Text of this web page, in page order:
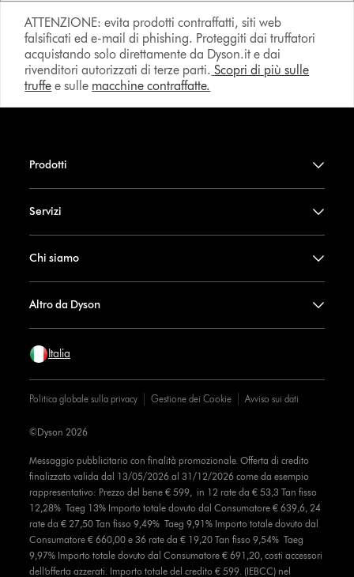
ATTENZIONE: evita prodotti contraffatti, siti web
falsificati ed e-mail di phishing. Proteggiti dai truffatori
acquistando solo direttamente da Dyson.it e dai
rivenditori autorizzati di terze parti. Scopri di più sulle
truffe e sulle macchine contraffatte.
Prodotti
Servizi
Chi siamo
Altro da Dyson
Italia
Politica globale sulla privacy Gestione dei Cookie Avviso sui dati
Messaggio pubblicitario con finalità promozionale. Offerta di credito
finalizzato valida dal 13/05/2026 al 31/12/2026 come da esempio
rappresentativo: Prezzo del bene € 599, in 12 rate da € 53,3 Tan fisso
12,28% Taeg 13% Importo totale dovuto dal Consumatore € 639,6, 24
rate da € 27,50 Tan fisso 9,49% Taeg 9,91% Importo totale dovuto dal
Consumatore € 660,00 e 36 rate da € 19,20 Tan fisso 9,54% Taeg
9,97% Importo totale dovuto dal Consumatore € 691,20, costi accessori
dell’offerta azzerati. Importo totale del credito € 599. (IEBCC) nel
©Dyson 2026